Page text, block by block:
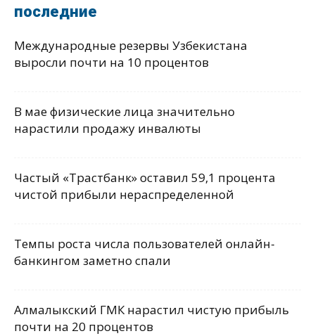
последние
Международные резервы Узбекистана
выросли почти на 10 процентов
В мае физические лица значительно
нарастили продажу инвалюты
Частый «Трастбанк» оставил 59,1 процента
чистой прибыли нераспределенной
Темпы роста числа пользователей онлайн-
банкингом заметно спали
Алмалыкский ГМК нарастил чистую прибыль
почти на 20 процентов